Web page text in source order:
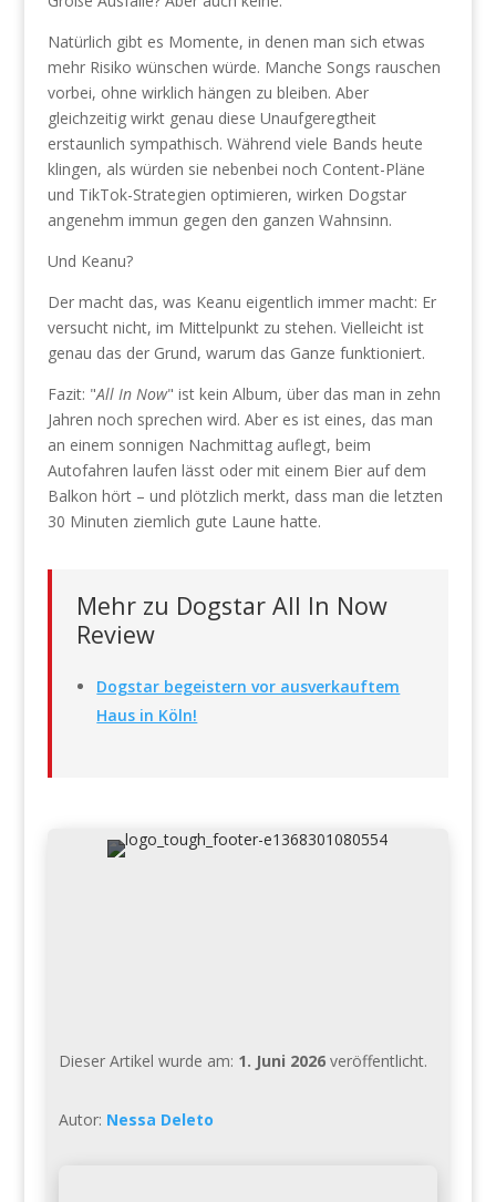
Natürlich gibt es Momente, in denen man sich etwas
mehr Risiko wünschen würde. Manche Songs rauschen
vorbei, ohne wirklich hängen zu bleiben. Aber
gleichzeitig wirkt genau diese Unaufgeregtheit
erstaunlich sympathisch. Während viele Bands heute
klingen, als würden sie nebenbei noch Content-Pläne
und TikTok-Strategien optimieren, wirken Dogstar
angenehm immun gegen den ganzen Wahnsinn.
Und Keanu?
Der macht das, was Keanu eigentlich immer macht: Er
versucht nicht, im Mittelpunkt zu stehen. Vielleicht ist
genau das der Grund, warum das Ganze funktioniert.
Fazit: "All In Now" ist kein Album, über das man in zehn
Jahren noch sprechen wird. Aber es ist eines, das man
an einem sonnigen Nachmittag auflegt, beim
Autofahren laufen lässt oder mit einem Bier auf dem
Balkon hört – und plötzlich merkt, dass man die letzten
30 Minuten ziemlich gute Laune hatte.
Mehr zu Dogstar All In Now
Review
Dogstar begeistern vor ausverkauftem
Haus in Köln!
Dieser Artikel wurde am: 1. Juni 2026veröffentlicht.
Autor: Nessa Deleto